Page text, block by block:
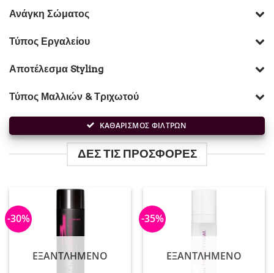
Ανάγκη Σώματος
Τύπος Εργαλείου
Αποτέλεσμα Styling
Τύπος Μαλλιών & Τριχωτού
ΚΑΘΑΡΙΣΜΟΣ ΦΙΛΤΡΩΝ
ΔΕΣ ΤΙΣ ΠΡΟΣΦΟΡΕΣ
-30%
ΕΞΑΝΤΛΗΜΈΝΟ
-35%
ΕΞΑΝΤΛΗΜΈΝΟ